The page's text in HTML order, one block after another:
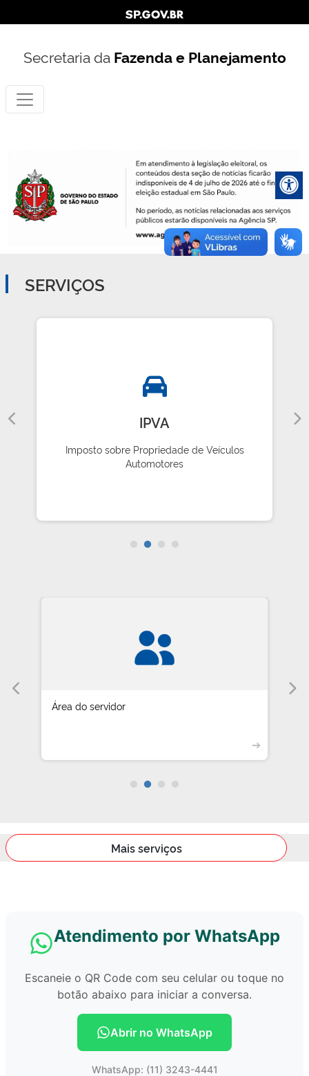
Secretaria da Fazenda e Planejamento
SERVIÇOS
IPVA
Imposto sobre Propriedade de Veículos
Automotores
Área do servidor
➔
Mais serviços
Atendimento por WhatsApp
Escaneie o QR Code com seu celular ou toque no
botão abaixo para iniciar a conversa.
Abrir no WhatsApp
WhatsApp: (11) 3243-4441